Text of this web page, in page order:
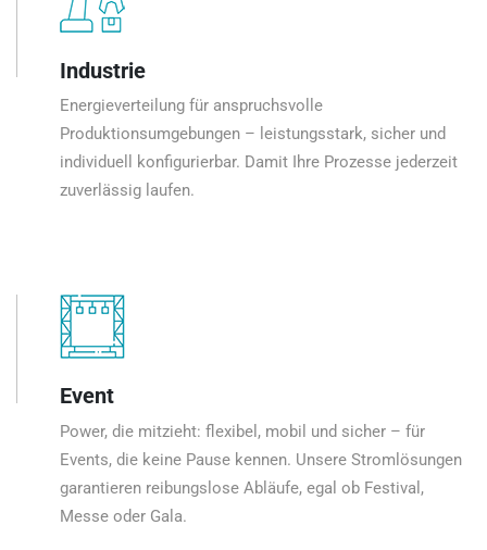
Industrie
Energieverteilung für anspruchsvolle
Produktionsumgebungen – leistungsstark, sicher und
individuell konfigurierbar. Damit Ihre Prozesse jederzeit
zuverlässig laufen.
Event
Power, die mitzieht: flexibel, mobil und sicher – für
Events, die keine Pause kennen. Unsere Stromlösungen
garantieren reibungslose Abläufe, egal ob Festival,
Messe oder Gala.